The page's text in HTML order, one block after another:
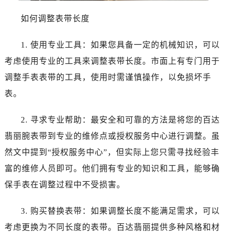
如何调整表带长度
1. 使用专业工具：如果您具备一定的机械知识，可以
考虑使用专业的工具来调整表带长度。市面上有专门用于
调整手表表带的工具，使用时需谨慎操作，以免损坏手
表。
2. 寻求专业帮助：最安全和可靠的方法是将您的百达
翡丽腕表带到专业的维修点或授权服务中心进行调整。虽
然文中提到“授权服务中心”，但实际上您只需寻找经验丰
富的维修人员即可。他们拥有专业的知识和工具，能够确
保手表在调整过程中不受损害。
3. 购买替换表带：如果调整长度不能满足需求，可以
考虑更换为不同长度的表带。百达翡丽提供多种风格和材